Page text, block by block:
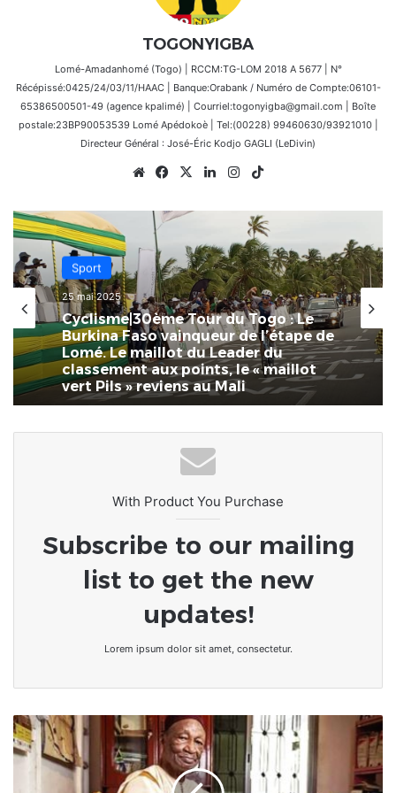
TOGONYIGBA
Lomé-Amadanhomé (Togo) | RCCM:TG-LOM 2018 A 5677 | N°
Récépissé:0425/24/03/11/HAAC | Banque:Orabank / Numéro de Compte:06101-
65386500501-49 (agence kpalimé) | Courriel:togonyigba@gmail.com | Boîte
postale:23BP90053539 Lomé Apédokoè | Tel:(00228) 99460630/93921010 |
Directeur Général : José-Éric Kodjo GAGLI (LeDivin)
WebsiteFacebook
X LinkedinInstagram
Sport
25 mai 2025
Cyclisme|30ème Tour du Togo : Le
Burkina Faso vainqueur de l’étape de
Lomé. Le maillot du Leader du
classement aux points, le « maillot
vert Pils » reviens au Mali
With Product You Purchase
Subscribe to our mailing
list to get the new
updates!
Lorem ipsum dolor sit amet, consectetur.
Afrique/Nécrologie
:
Le